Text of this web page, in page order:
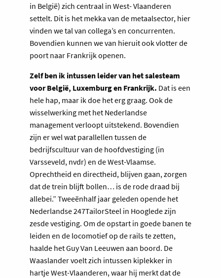
in België) zich centraal in West- Vlaanderen
settelt. Dit is het mekka van de metaalsector, hier
vinden we tal van collega’s en concurrenten.
Bovendien kunnen we van hieruit ook vlotter de
poort naar Frankrijk openen.
Zelf ben ik intussen leider van het salesteam
voor België, Luxemburg en Frankrijk. Dat is een
hele hap, maar ik doe het erg graag. Ook de
wisselwerking met het Nederlandse
management verloopt uitstekend. Bovendien
zijn er wel wat parallellen tussen de
bedrijfscultuur van de hoofdvestiging (in
Varsseveld, nvdr) en de West-Vlaamse.
Oprechtheid en directheid, blijven gaan, zorgen
dat de trein blijft bollen… is de rode draad bij
allebei.” Tweeënhalf jaar geleden opende het
Nederlandse 247TailorSteel in Hooglede zijn
zesde vestiging. Om de opstart in goede banen te
leiden en de locomotief op de rails te zetten,
haalde het Guy Van Leeuwen aan boord. De
Waaslander voelt zich intussen kiplekker in
hartje West-Vlaanderen, waar hij merkt dat de